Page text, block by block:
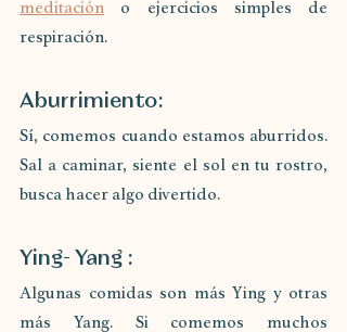
meditación o ejercicios simples de
respiración.
Aburrimiento:
Sí, comemos cuando estamos aburridos.
Sal a caminar, siente el sol en tu rostro,
busca hacer algo divertido.
Ying- Yang :
Algunas comidas son más Ying y otras
más Yang. Si comemos muchos